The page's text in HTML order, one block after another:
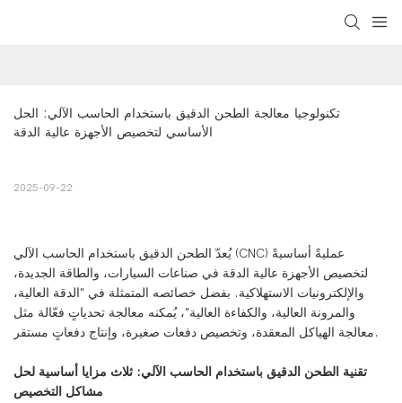
تكنولوجيا معالجة الطحن الدقيق باستخدام الحاسب الآلي: الحل
الأساسي لتخصيص الأجهزة عالية الدقة
2025-09-22
يُعدّ الطحن الدقيق باستخدام الحاسب الآلي (CNC) عمليةً أساسيةً
لتخصيص الأجهزة عالية الدقة في صناعات السيارات، والطاقة الجديدة،
والإلكترونيات الاستهلاكية. بفضل خصائصه المتمثلة في "الدقة العالية،
والمرونة العالية، والكفاءة العالية"، يُمكنه معالجة تحدياتٍ فعّالة مثل
معالجة الهياكل المعقدة، وتخصيص دفعات صغيرة، وإنتاج دفعاتٍ مستقر.
تقنية الطحن الدقيق باستخدام الحاسب الآلي: ثلاث مزايا أساسية لحل
مشاكل التخصيص